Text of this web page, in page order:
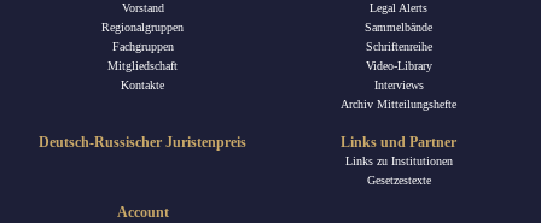
Vorstand
Regionalgruppen
Fachgruppen
Mitgliedschaft
Kontakte
Legal Alerts
Sammelbände
Schriftenreihe
Video-Library
Interviews
Archiv Mitteilungshefte
Deutsch-Russischer Juristenpreis
Account
Links und Partner
Links zu Institutionen
Gesetzestexte